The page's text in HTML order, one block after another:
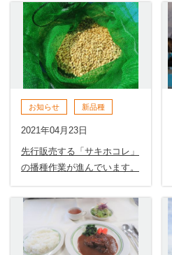
お知らせ 新品種
2021年04月23日
先行販売する「サキホコレ」
の播種作業が進んでいます。